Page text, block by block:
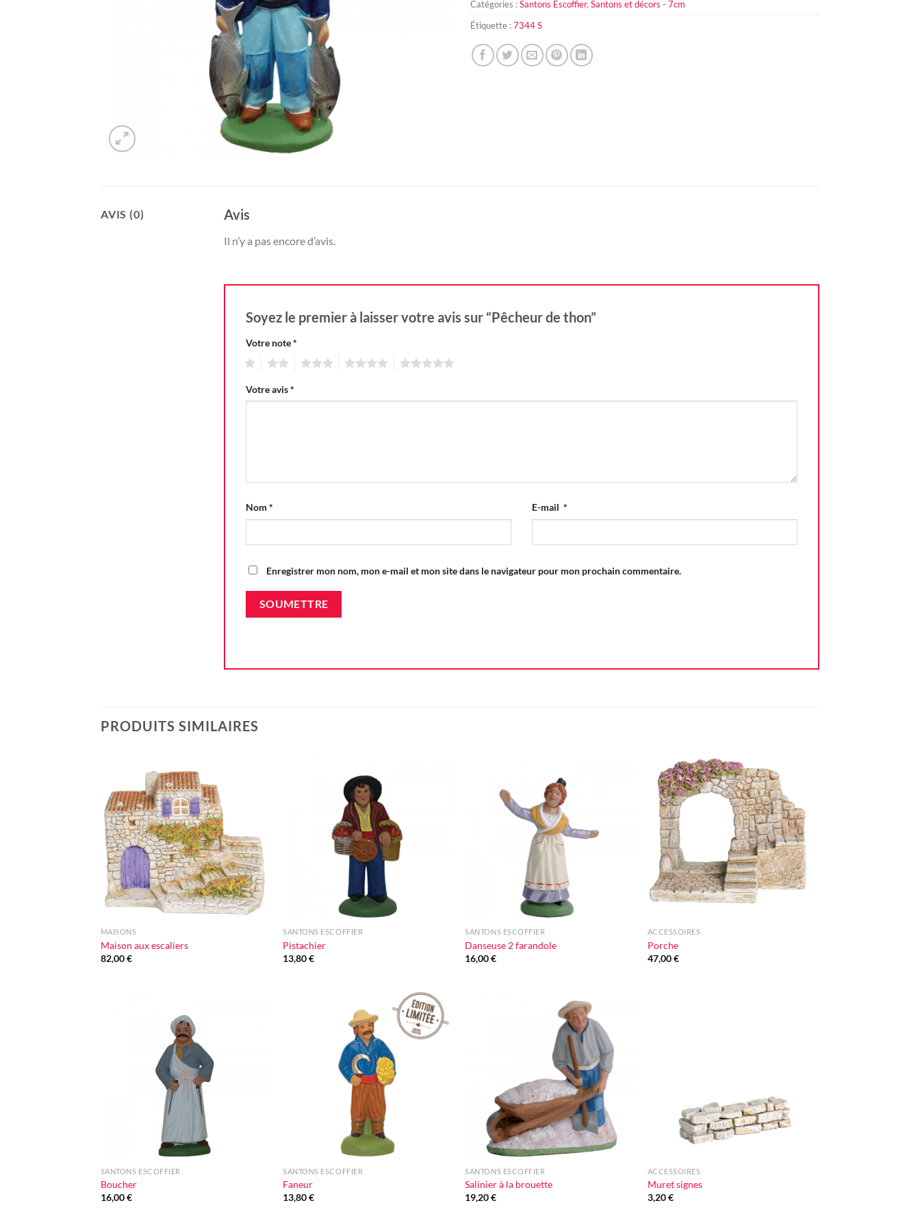
Catégories :Santons Escoffier, Santons et décors - 7cm
Étiquette :7344 S
AVIS (0) Avis
Il n’y a pas encore d’avis.
Soyez le premier à laisser votre avis sur “Pêcheur de thon”
Votre note*
Votre avis*
Nom * E-mail *
Enregistrer mon nom, mon e-mail et mon site dans le navigateur pour mon prochain commentaire.
PRODUITS SIMILAIRES
+
MAISONS
Maison aux escaliers
82,00€
SANTONS ESCOFFIER
Pistachier
13,80€
SANTONS ESCOFFIER
Danseuse 2 farandole
16,00€
Ajouter
à la liste
d'envie
ACCESSOIRES
Porche
47,00€
SANTONS ESCOFFIER
Boucher
16,00€
Ajouter
à la liste
SANTONS ESCOFFIER
Faneur
13,80€
Ajouter
à la liste
d'envie
SANTONS ESCOFFIER
Salinier à la brouette
19,20€
ACCESSOIRES
Muret signes
3,20€